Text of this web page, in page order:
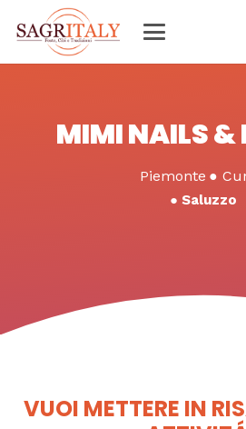
MIMI NAILS &
Piemonte ●
● Saluzzo
VUOI METTERE IN